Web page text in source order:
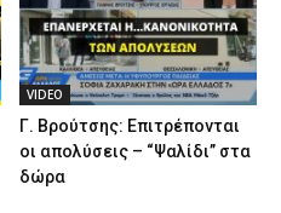
VIDEO
Γ. Βρούτσης: Επιτρέπονται
οι απολύσεις – “Ψαλίδι” στα
δώρα